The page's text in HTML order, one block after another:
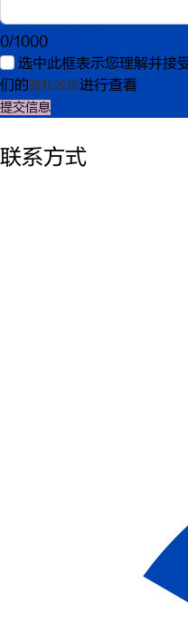
0/1000
选中此框表示您理解并接
们的隐私政策进行查看
提交信息
联系方式